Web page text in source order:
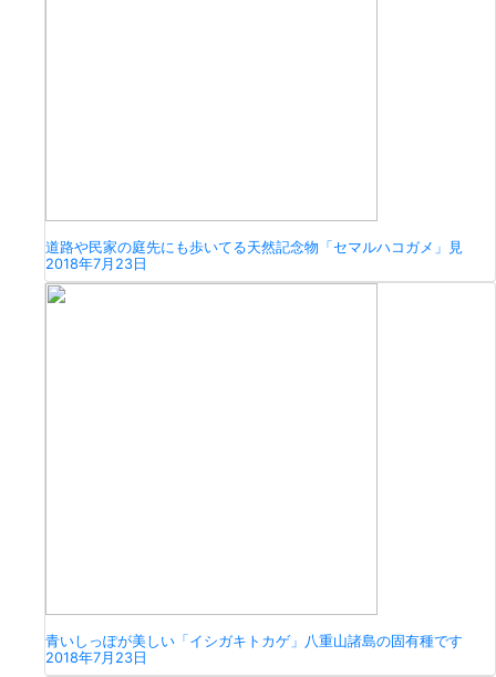
道路や民家の庭先にも歩いてる天然記念物「セマルハコガメ」見
2018年7月23日
青いしっぽが美しい「イシガキトカゲ」八重山諸島の固有種です
2018年7月23日